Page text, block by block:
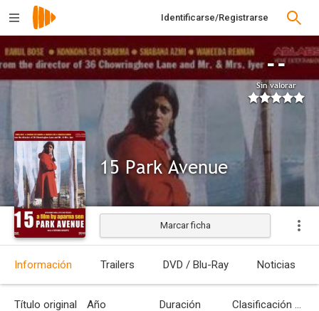
Identificarse/Registrarse
--
Sin valorar
15 Park Avenue
Marcar ficha
Información Trailers DVD / Blu-Ray Noticias
Título original Año Duración Clasificación por edades